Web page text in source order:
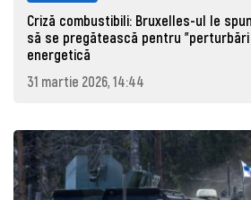
Criză combustibili: Bruxelles-ul le
să se pregătească pentru
energetică
31 martie 2026, 14:44